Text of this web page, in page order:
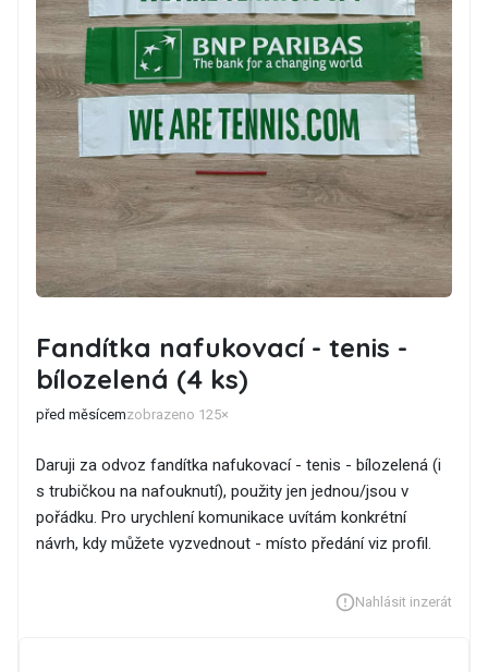
Fandítka nafukovací - tenis -
bílozelená (4 ks)
před měsícemzobrazeno 125×
Daruji za odvoz fandítka nafukovací - tenis - bílozelená (i
s trubičkou na nafouknutí), použity jen jednou/jsou v
pořádku. Pro urychlení komunikace uvítám konkrétní
návrh, kdy můžete vyzvednout - místo předání viz profil.
Nahlásit inzerát